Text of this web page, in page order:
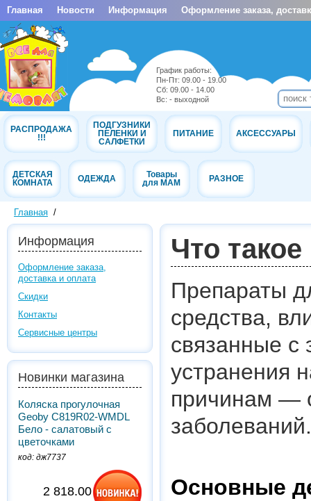
Главная Новости Информация Оформление заказа,
График работы:
Пн-Пт: 09.00 - 19.00
Cб: 09.00 - 14.00
Вс: - выходной
РАСПРОДАЖА
!!!
ПОДГУЗНИКИ
ПЕЛЕНКИ И
САЛФЕТКИ
ПИТАНИЕ АКСЕССУАРЫ
ДЕТСКАЯ
КОМНАТА
ОДЕЖДА
Товары
для МАМ
РАЗНОЕ
Главная /
Информация
Оформление заказа,
доставка и оплата
Скидки
Контакты
Сервисные центры
Новинки магазина
Коляска прогулочная
Geoby C819R02-WMDL
Бело - салатовый с
цветочками
код: дж7737
2 818.00 грн.
Что
Препараты
средства,
связанные с
устранения
причинам —
заболеваний.
Основные